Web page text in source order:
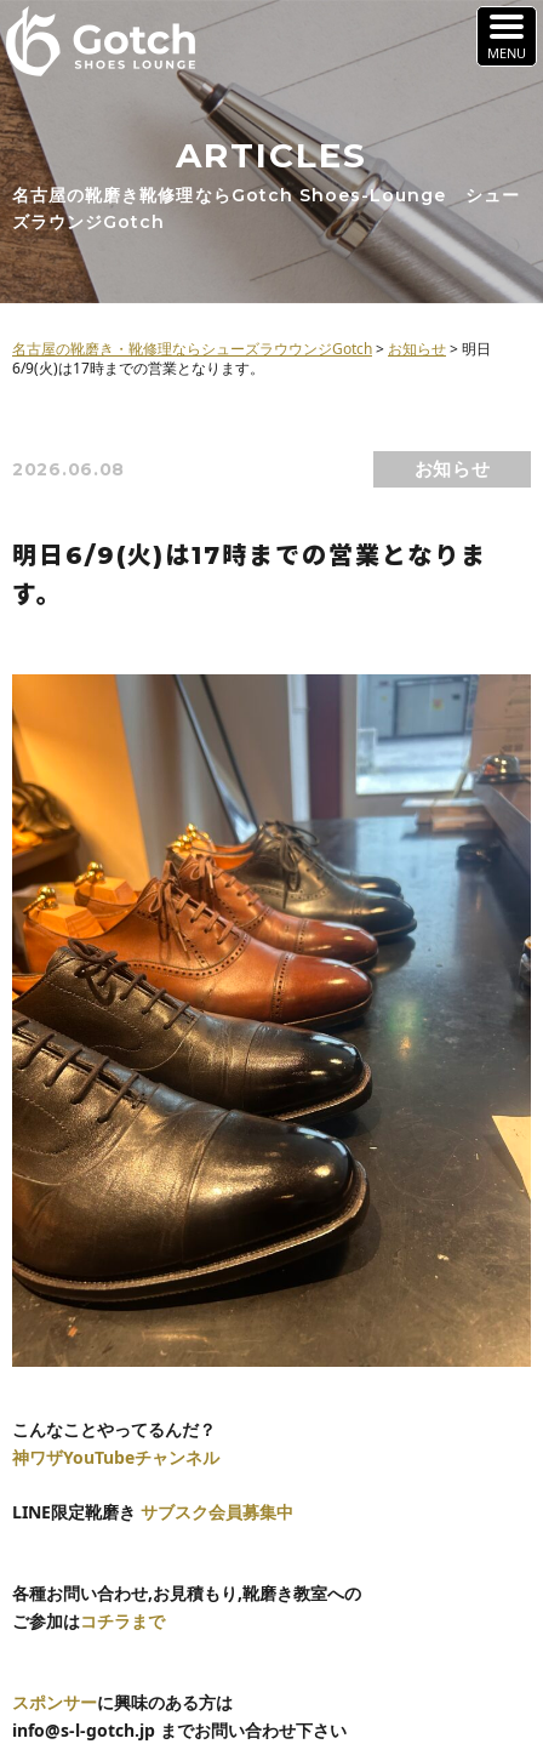
ARTICLES
名古屋の靴磨き靴修理ならGotch Shoes-Lounge シュー
ズラウンジGotch
名古屋の靴磨き・靴修理ならシューズラウウンジGotch> お知らせ>明日
6/9(火)は17時までの営業となります。
2026.06.08 お知らせ
明日6/9(火)は17時までの営業となりま
す。
こんなことやってるんだ？
神ワザYouTubeチャンネル
LINE限定靴磨き サブスク会員募集中
各種お問い合わせ,お見積もり,靴磨き教室への
ご参加はコチラまで
スポンサーに興味のある方は
info@s-l-gotch.jp までお問い合わせ下さい